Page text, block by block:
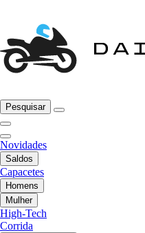
Pesquisar
Novidades
Saldos
Capacetes
Homens
Mulher
High-Tech
Corrida